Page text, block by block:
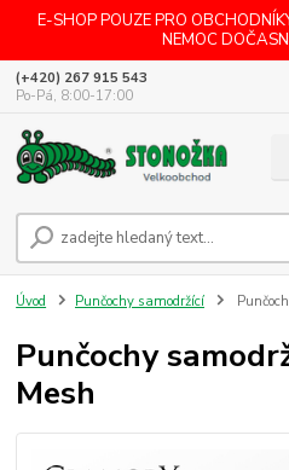
E-SHOP POUZE PRO
NEMOC
(+420) 267 915 543
Po-Pá, 8:00-17:00
Úvod Punčochy samodržící
Punčochy
Mesh